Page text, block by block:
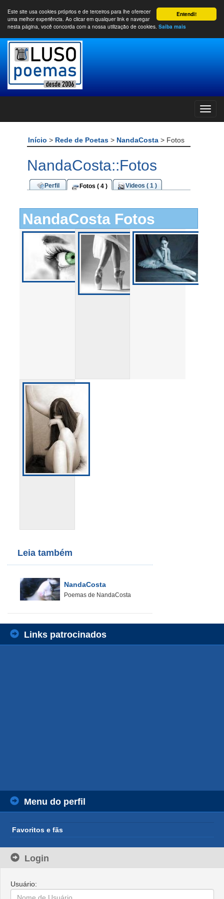
Entendi!
Este site usa cookies próprios e de terceiros para lhe oferecer
uma melhor experiência. Ao clicar em qualquer link e navegar
nesta página, você concorda com a nossa utilização de cookies. Saiba mais
Início > Rede de Poetas > NandaCosta > Fotos
NandaCosta::Fotos
Perfil Fotos ( 4 ) Videos ( 1 )
NandaCosta Fotos
Leia também
NandaCosta
Poemas de NandaCosta
Links patrocinados
Menu do perfil
Favoritos e fãs
Login
Usuário: